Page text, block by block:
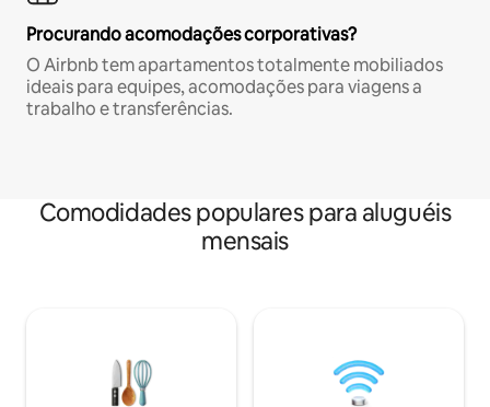
Procurando acomodações corporativas?
O Airbnb tem apartamentos totalmente mobiliados
ideais para equipes, acomodações para viagens a
trabalho e transferências.
Comodidades populares para aluguéis
mensais